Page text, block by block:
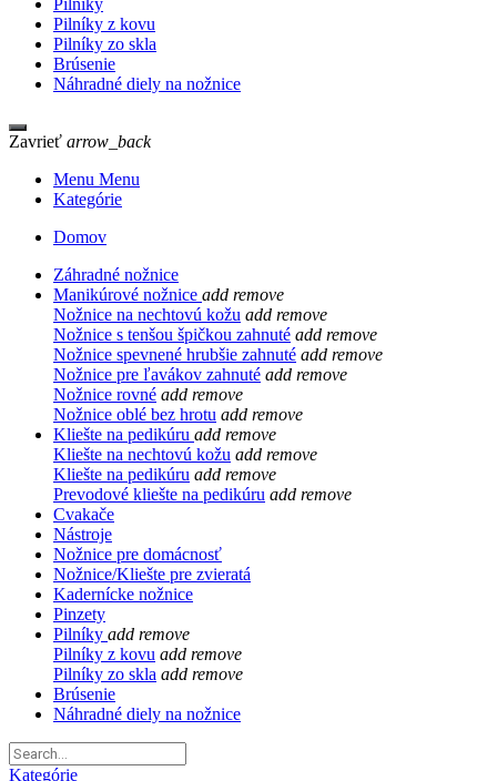
Pilníky
Pilníky z kovu
Pilníky zo skla
Brúsenie
Náhradné diely na nožnice
Zavrieť arrow_back
Menu Menu
Kategórie
Domov
Záhradné nožnice
Manikúrové nožnice add remove
Nožnice na nechtovú kožu add remove
Nožnice s tenšou špičkou zahnuté add remove
Nožnice spevnené hrubšie zahnuté add remove
Nožnice pre ľavákov zahnuté add remove
Nožnice rovné add remove
Nožnice oblé bez hrotu add remove
Kliešte na pedikúru add remove
Kliešte na nechtovú kožu add remove
Kliešte na pedikúru add remove
Prevodové kliešte na pedikúru add remove
Cvakače
Nástroje
Nožnice pre domácnosť
Nožnice/Kliešte pre zvieratá
Kadernícke nožnice
Pinzety
Pilníky add remove
Pilníky z kovu add remove
Pilníky zo skla add remove
Brúsenie
Náhradné diely na nožnice
Kategórie